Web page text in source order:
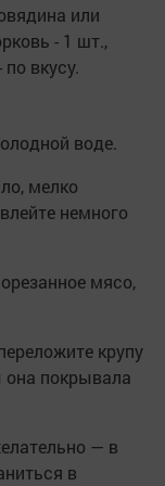
или
- 1 шт.,
вкусу.
воде.
мелко
немного
мясо,
крупу
она покрывала
— в
в